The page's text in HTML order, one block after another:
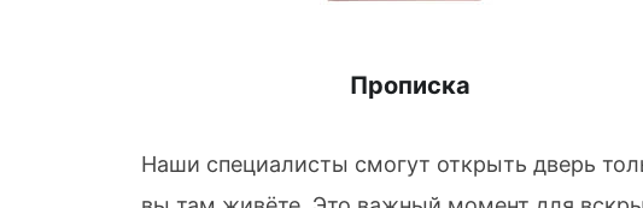
Прописка
Наши специалисты смогут открыть дверь